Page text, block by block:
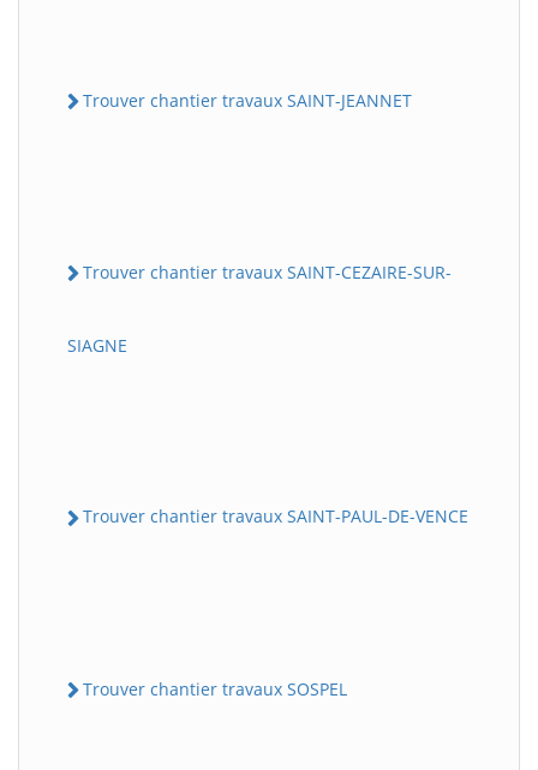
Trouver chantier travaux SAINT-JEANNET
Trouver chantier travaux SAINT-CEZAIRE-SUR-
SIAGNE
Trouver chantier travaux SAINT-PAUL-DE-VENCE
Trouver chantier travaux SOSPEL